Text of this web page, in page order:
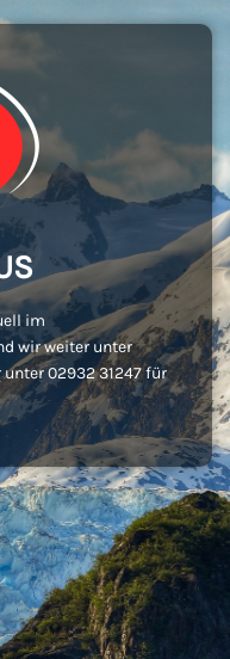
im
wir weiter unter
02932 31247 für